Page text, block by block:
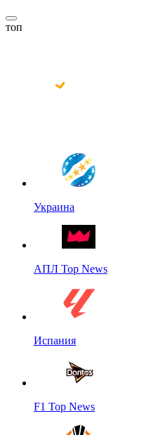
топ
Украина
АПЛ Top News
Испания
F1 Top News